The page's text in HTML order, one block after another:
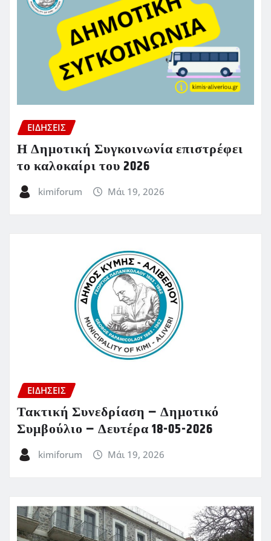
ΕΙΔΗΣΕΙΣ
Η Δημοτική Συγκοινωνία επιστρέφει
το καλοκαίρι του 2026
kimiforum Μάι 19, 2026
ΕΙΔΗΣΕΙΣ
Τακτική Συνεδρίαση – Δημοτικό
Συμβούλιο – Δευτέρα 18-05-2026
kimiforum Μάι 19, 2026